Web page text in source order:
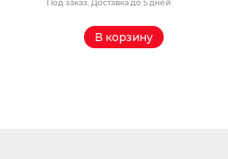
В корзину